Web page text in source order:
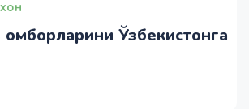
Ўзбекистонга